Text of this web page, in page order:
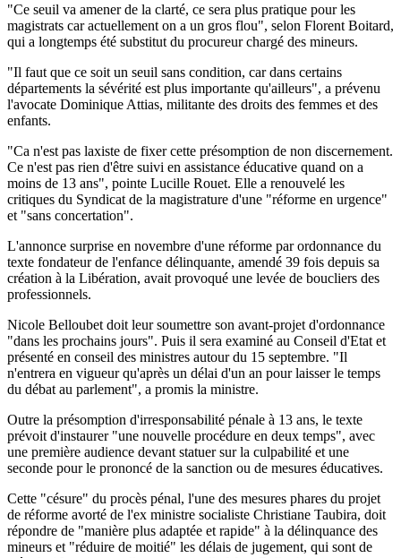
"Ce seuil va amener de la clarté, ce sera plus pratique pour les
magistrats car actuellement on a un gros flou", selon Florent Boitard,
qui a longtemps été substitut du procureur chargé des mineurs.
"Il faut que ce soit un seuil sans condition, car dans certains
départements la sévérité est plus importante qu'ailleurs", a prévenu
l'avocate Dominique Attias, militante des droits des femmes et des
enfants.
"Ca n'est pas laxiste de fixer cette présomption de non discernement.
Ce n'est pas rien d'être suivi en assistance éducative quand on a
moins de 13 ans", pointe Lucille Rouet. Elle a renouvelé les
critiques du Syndicat de la magistrature d'une "réforme en urgence"
et "sans concertation".
L'annonce surprise en novembre d'une réforme par ordonnance du
texte fondateur de l'enfance délinquante, amendé 39 fois depuis sa
création à la Libération, avait provoqué une levée de boucliers des
professionnels.
Nicole Belloubet doit leur soumettre son avant-projet d'ordonnance
"dans les prochains jours". Puis il sera examiné au Conseil d'Etat et
présenté en conseil des ministres autour du 15 septembre. "Il
n'entrera en vigueur qu'après un délai d'un an pour laisser le temps
du débat au parlement", a promis la ministre.
Outre la présomption d'irresponsabilité pénale à 13 ans, le texte
prévoit d'instaurer "une nouvelle procédure en deux temps", avec
une première audience devant statuer sur la culpabilité et une
seconde pour le prononcé de la sanction ou de mesures éducatives.
Cette "césure" du procès pénal, l'une des mesures phares du projet
de réforme avorté de l'ex ministre socialiste Christiane Taubira, doit
répondre de "manière plus adaptée et rapide" à la délinquance des
mineurs et "réduire de moitié" les délais de jugement, qui sont de